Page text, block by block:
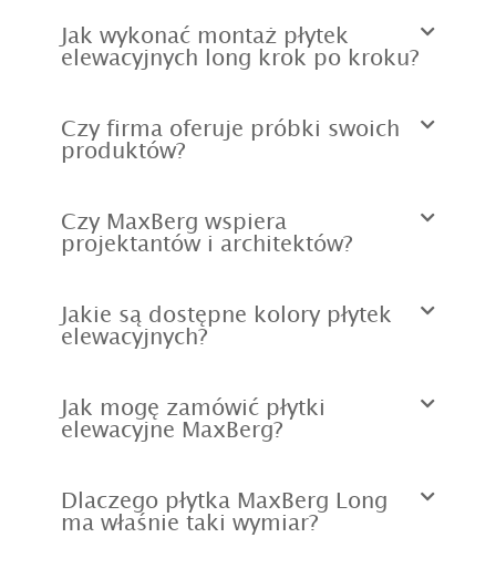
Jak wykonać montaż płytek
elewacyjnych long krok po kroku?
Czy firma oferuje próbki swoich
produktów?
Czy MaxBerg wspiera
projektantów i architektów?
Jakie są dostępne kolory płytek
elewacyjnych?
Jak mogę zamówić płytki
elewacyjne MaxBerg?
Dlaczego płytka MaxBerg Long
ma właśnie taki wymiar?